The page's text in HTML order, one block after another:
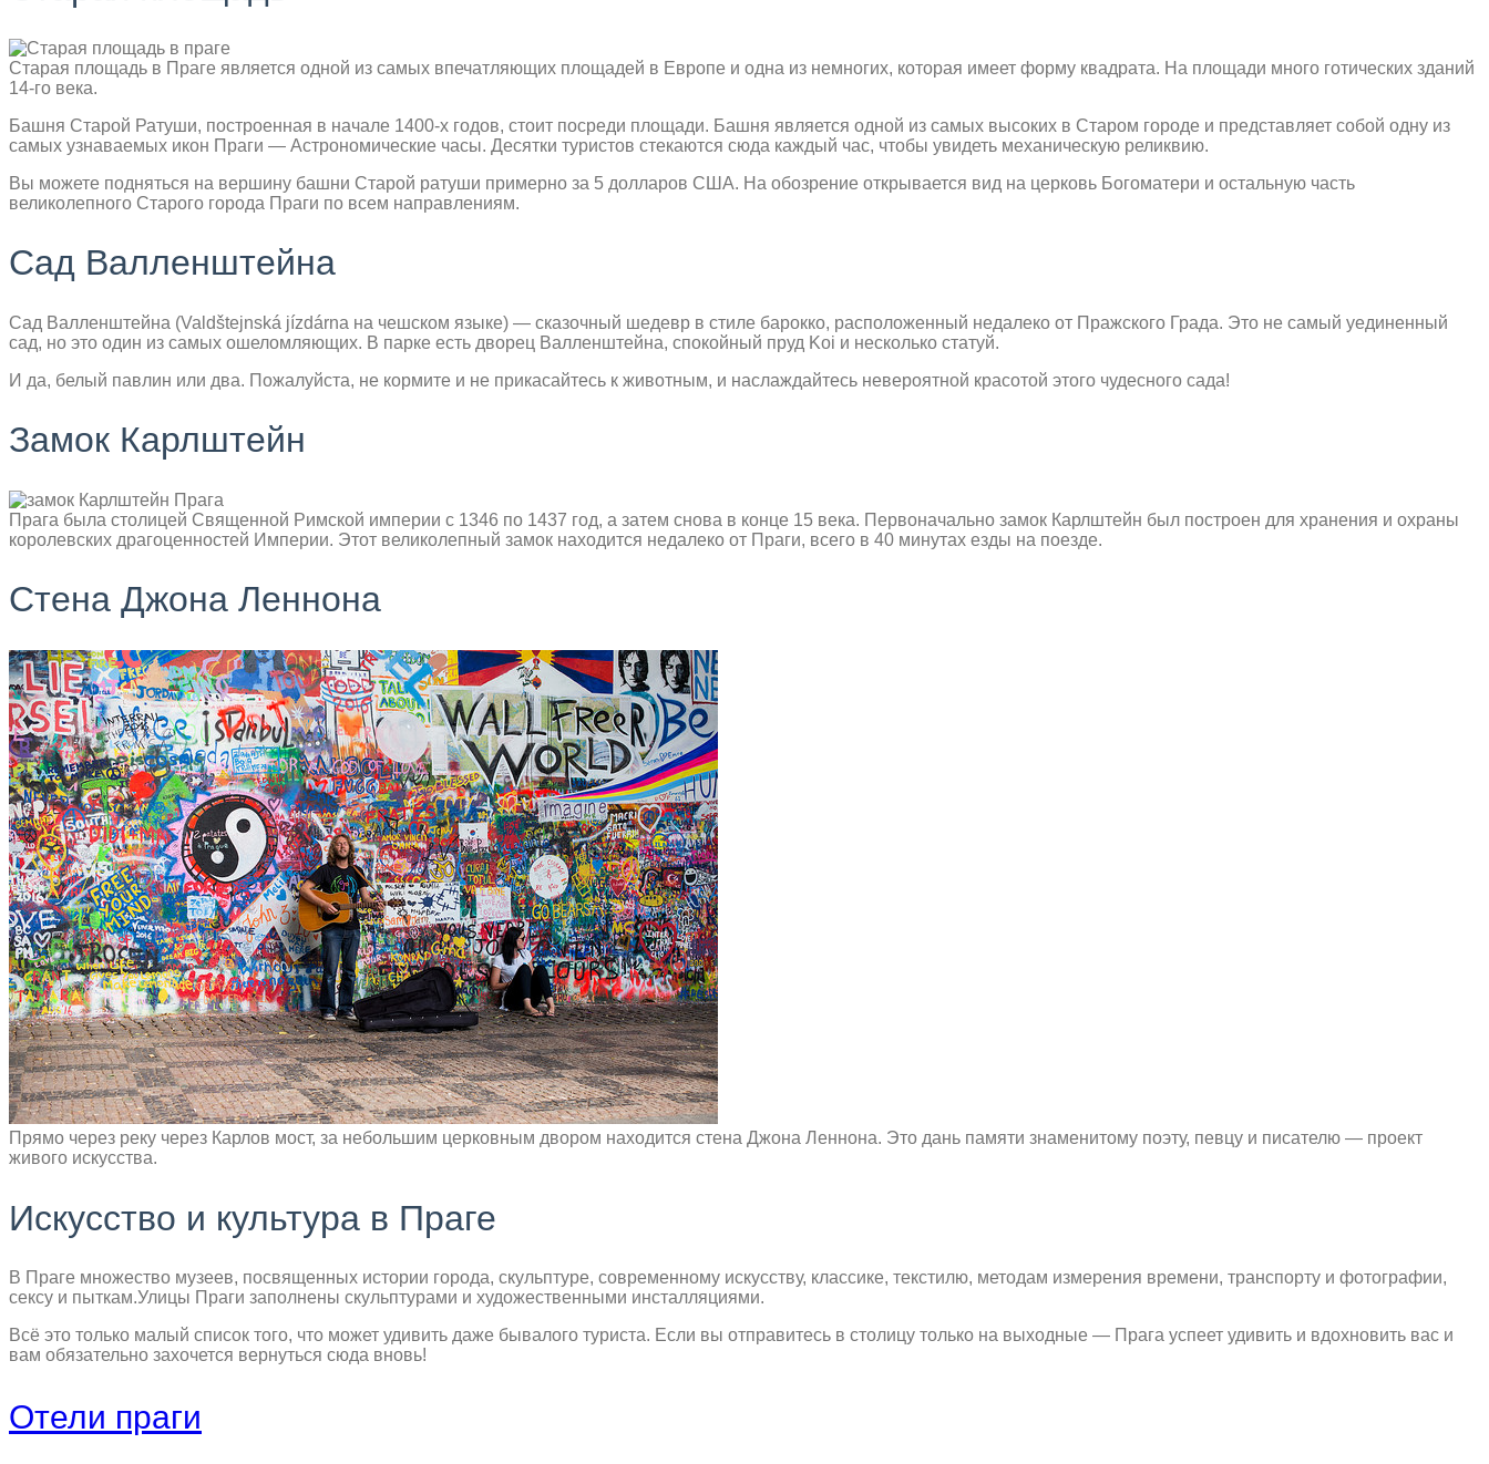
Старая площадь в Праге является одной из самых впечатляющих площадей в Европе и одна из немногих, которая имеет форму квадрата. На площади много готических зданий
14-го века.
Башня Старой Ратуши, построенная в начале 1400-х годов, стоит посреди площади. Башня является одной из самых высоких в Старом городе и представляет собой одну из
самых узнаваемых икон Праги — Астрономические часы. Десятки туристов стекаются сюда каждый час, чтобы увидеть механическую реликвию.
Вы можете подняться на вершину башни Старой ратуши примерно за 5 долларов США. На обозрение открывается вид на церковь Богоматери и остальную часть
великолепного Старого города Праги по всем направлениям.
Сад Валленштейна
Сад Валленштейна (Valdštejnská jízdárna на чешском языке) — сказочный шедевр в стиле барокко, расположенный недалеко от Пражского Града. Это не самый уединенный
сад, но это один из самых ошеломляющих. В парке есть дворец Валленштейна, спокойный пруд Koi и несколько статуй.
И да, белый павлин или два. Пожалуйста, не кормите и не прикасайтесь к животным, и наслаждайтесь невероятной красотой этого чудесного сада!
Замок Карлштейн
Прага была столицей Священной Римской империи с 1346 по 1437 год, а затем снова в конце 15 века. Первоначально замок Карлштейн был построен для хранения и охраны
королевских драгоценностей Империи. Этот великолепный замок находится недалеко от Праги, всего в 40 минутах езды на поезде.
Стена Джона Леннона
Прямо через реку через Карлов мост, за небольшим церковным двором находится стена Джона Леннона. Это дань памяти знаменитому поэту, певцу и писателю — проект
живого искусства.
Искусство и культура в Праге
В Праге множество музеев, посвященных истории города, скульптуре, современному искусству, классике, текстилю, методам измерения времени, транспорту и фотографии,
сексу и пыткам.Улицы Праги заполнены скульптурами и художественными инсталляциями.
Всё это только малый список того, что может удивить даже бывалого туриста. Если вы отправитесь в столицу только на выходные — Прага успеет удивить и вдохновить вас и
вам обязательно захочется вернуться сюда вновь!
Отели праги